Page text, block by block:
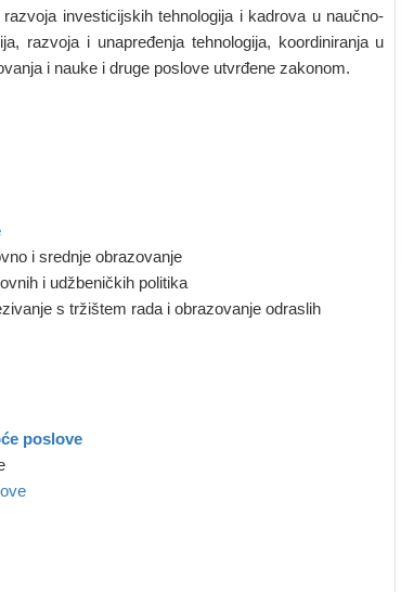
investicijskih tehnologija i kadrova u naučno-
razvoja i unapređenja tehnologija, koordiniranja u
i nauke i druge poslove utvrđene zakonom.
i srednje obrazovanje
i udžbeničkih politika
s tržištem rada i obrazovanje odraslih
poslove